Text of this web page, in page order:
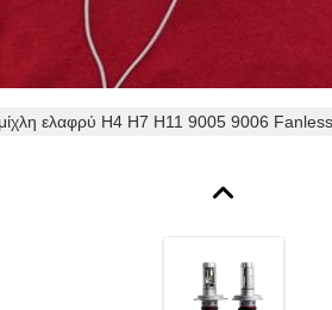
ελαφρύ H4 H7 H11 9005 9006